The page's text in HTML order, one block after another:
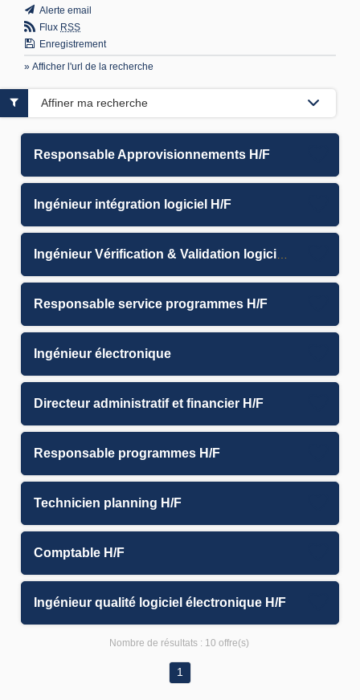
Alerte email
Flux RSS
Enregistrement
» Afficher l'url de la recherche
Responsable Approvisionnements H/F
Ingénieur intégration logiciel H/F
Responsable service programmes H/F
Ingénieur électronique
Directeur administratif et financier H/F
Responsable programmes H/F
Technicien planning H/F
Comptable H/F
Ingénieur qualité logiciel électronique H/F
Affiner ma recherche
Nombre de résultats : 10 offre(s)
1